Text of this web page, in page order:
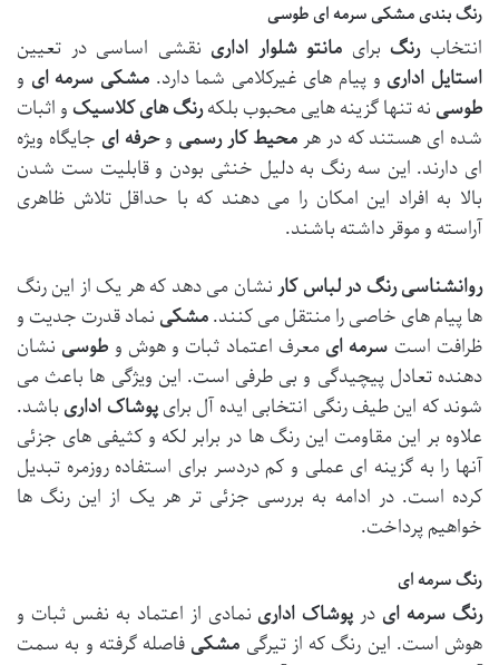
رنگ بندی مشکی سرمه ای طوسی
انتخابرنگ برای مانتو شلوار اداری نقشی اساسی در تعیین
استایل اداری و پیام های غیرکلامی شما دارد.مشکی سرمه ای و
طوسی نه تنها گزینه هایی محبوب بلکهرنگ های کلاسیکو اثبات
شده ای هستند که در هرمحیط کار رسمی وحرفه ای جایگاه ویژه
ای دارند. این سه رنگ به دلیل خنثی بودن و قابلیت ست شدن
بالا به افراد این امکان را می دهند که با حداقل تلاش ظاهری
آراسته و موقر داشته باشند.
روانشناسی رنگ در لباس کار نشان می دهد که هر یک از این رنگ
ها پیام های خاصی را منتقل می کنند.مشکی نماد قدرت جدیت و
ظرافت است سرمه ای معرف اعتماد ثبات و هوش و طوسی نشان
دهنده تعادل پیچیدگی و بی طرفی است. این ویژگی ها باعث می
شوند که این طیف رنگی انتخابی ایده آل برایپوشاک اداری باشد.
علاوه بر این مقاومت این رنگ ها در برابر لکه و کثیفی های جزئی
آنها را به گزینه ای عملی و کم دردسر برای استفاده روزمره تبدیل
کرده است. در ادامه به بررسی جزئی تر هر یک از این رنگ ها
خواهیم پرداخت.
رنگ سرمه ای
رنگ سرمه ای در پوشاک اداری نمادی از اعتماد به نفس ثبات و
هوش است. این رنگ که از تیرگی مشکی فاصله گرفته و به سمت